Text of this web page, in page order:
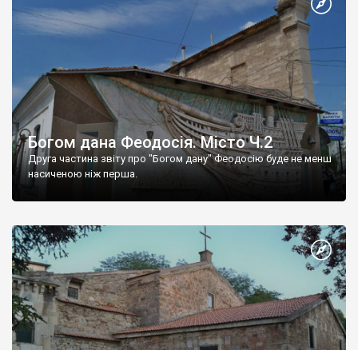
Богом дана Феодосія. Місто Ч.2
Друга частина звіту про "Богом дану" Феодосію буде не менш
насиченою ніж перша.